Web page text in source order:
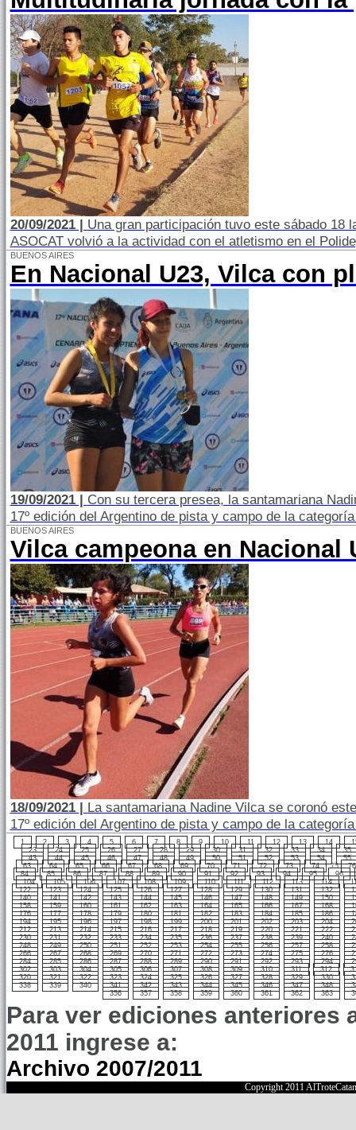
20/09/2021 | Una gran participación tuvo este sábado 18
ASOCAT volvió a la actividad con el atletismo en el
BUENOS AIRES
En Nacional U23, Vilca con
19/09/2021 | Con su tercera presea, la santamariana
17º edición del Argentino de pista y campo de la
BUENOS AIRES
Vilca campeona en Nacional
18/09/2021 | La santamariana Nadine Vilca se coronó
17º edición del Argentino de pista y campo de la
1 2 3 4 5 6 7 8 9 10 11 12 13 14
23
24 25 26 27 28 29 30 31 32 33 34
35
43
44 45 46 47 48 49 50 51 52 53 54
55
63
64 65 66 67 68 69 70 71 72 73 74 75
76
84
85 86 87 88 89 90 91 92 93 94 95
96
104
105 106 107 108 109 110 111 112 113 114
122
123 124 125 126 127 128 129 130 131 132
140
141 142 143 144 145 146 147 148 149 150
158
159 160 161 162 163 164 165 166 167 168
176
177 178 179 180 181 182 183 184 185 186
194
195 196 197 198 199 200 201 202 203 204
212
213 214 215 216 217 218 219 220 221 222
230
231 232 233 234 235 236 237 238 239 240
248
249 250 251 252 253 254 255 256 257 258
266
267 268 269 270 271 272 273 274 275 276
284
285 286 287 288 289 290 291 292 293 294
302
303 304 305 306 307 308 309 310 311 312
320
321 322 323 324 325 326 327 328 329 330
338
339 340 341 342 343 344 345 346 347 348
356
357 358 359 360 361 362 363
Para ver ediciones anteriores
2011 ingrese a:
Archivo 2007/2011
Copyright 2011